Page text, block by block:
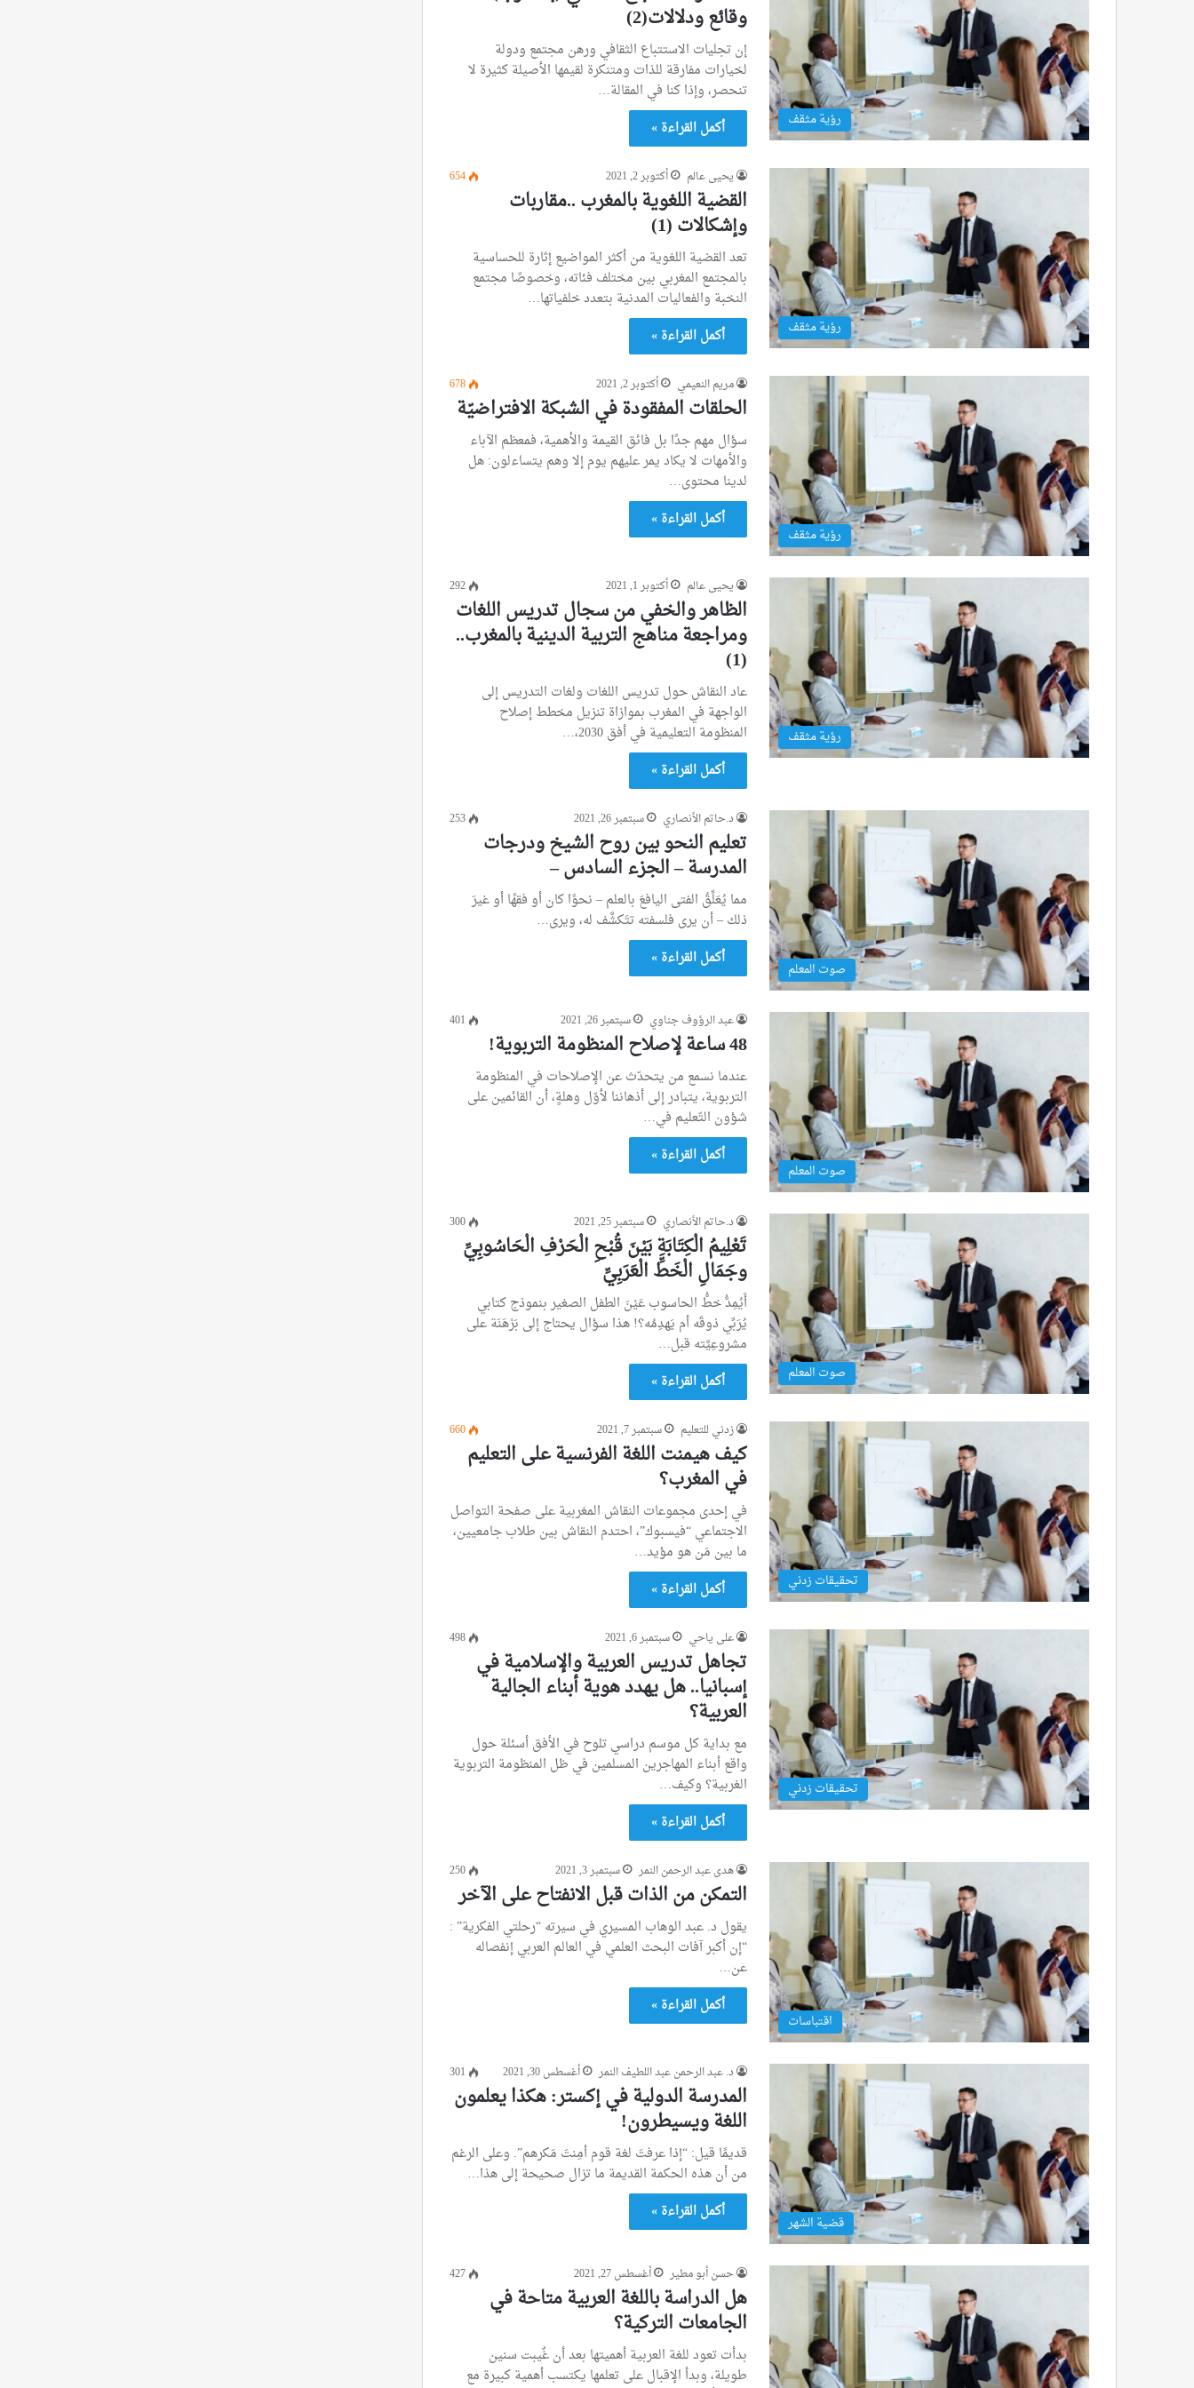
رؤية مثقف
وقائع ودلالات(2)
إن تجليات الاستتباع الثقافي ورهن مجتمع ودولة
لخيارات مفارقة للذات ومتنكرة لقيمها الأصيلة كثيرة لا
تنحصر، وإذا كنا في المقالة…
أكمل القراءة »
رؤية مثقف
يحيى عالم أكتوبر 2, 2021 654
القضية اللغوية بالمغرب ..مقاربات
وإشكالات (1)
تعد القضية اللغوية من أكثر المواضيع إثارة للحساسية
بالمجتمع المغربي بين مختلف فئاته، وخصوصًا مجتمع
النخبة والفعاليات المدنية بتعدد خلفياتها…
أكمل القراءة »
رؤية مثقف
مريم النعيمي أكتوبر 2, 2021 678
الحلقات المفقودة في الشبكة الافتراضيّة
سؤال مهم جدًا بل فائق القيمة والأهمية، فمعظم الآباء
والأمهات لا يكاد يمر عليهم يوم إلا وهم يتساءلون: هل
لدينا محتوى…
أكمل القراءة »
رؤية مثقف
يحيى عالم أكتوبر 1, 2021 292
الظاهر والخفي من سجال تدريس اللغات
ومراجعة مناهج التربية الدينية بالمغرب..
(1)
عاد النقاش حول تدريس اللغات ولغات التدريس إلى
الواجهة في المغرب بموازاة تنزيل مخطط إصلاح
المنظومة التعليمية في أفق 2030،…
أكمل القراءة »
صوت المعلم
د.حاتم الأنصاري سبتمبر 26, 2021 253
تعليم النحو بين روح الشيخ ودرجات
المدرسة – الجزء السادس –
مما يُعَلِّقُ الفتى اليافعَ بالعلم – نحوًا كان أو فقهًا أو غيرَ
ذلك – أن يرى فلسفته تتَكشَّف له، ويرى…
أكمل القراءة »
صوت المعلم
عبد الرؤوف جناوي سبتمبر 26, 2021 401
48 ساعة لإصلاح المنظومة التربوية!
عندما نسمع من يتحدّث عن الإصلاحات في المنظومة
التربوية، يتبادر إلى أذهاننا لأوّل وهلةٍ، أن القائمين على
شؤون التّعليم في…
أكمل القراءة »
صوت المعلم
د.حاتم الأنصاري سبتمبر 25, 2021 300
تَعْلِيمُ الْكِتَابَةِ بَيْنَ قُبْحِ الْحَرْفِ الْحَاسُوبِيِّ
وجَمَالِ الْخَطِّ الْعَرَبِيِّ
أَيُمِدُّ خطُّ الحاسوب عَيْنَ الطفل الصغير بنموذج كتابي
يُرَبِّي ذوقَه أم يَهدِمُه؟! هذا سؤال يحتاج إلى بَرْهَنَة على
مشروعِيَّته قبل…
أكمل القراءة »
تحقيقات زدني
زدني للتعليم سبتمبر 7, 2021 660
كيف هيمنت اللغة الفرنسية على التعليم
في المغرب؟
في إحدى مجموعات النقاش المغربية على صفحة التواصل
الاجتماعي “فيسبوك”، احتدم النقاش بين طلاب جامعيين،
ما بين مَن هو مؤيد…
أكمل القراءة »
تحقيقات زدني
على ياحي سبتمبر 6, 2021 498
تجاهل تدريس العربية والإسلامية في
إسبانيا.. هل يهدد هوية أبناء الجالية
العربية؟
مع بداية كل موسم دراسي تلوح في الأفق أسئلة حول
واقع أبناء المهاجرين المسلمين في ظل المنظومة التربوية
الغربية؟ وكيف…
أكمل القراءة »
اقتباسات
هدى عبد الرحمن النمر سبتمبر 3, 2021 250
التمكن من الذات قبل الانفتاح على الآخر
يقول د. عبد الوهاب المسيري في سيرته “رحلتي الفكرية” :
“إن أكبر آفات البحث العلمي في العالم العربي إنفصاله
عن…
أكمل القراءة »
قضية الشهر
د. عبد الرحمن عبد اللطيف النمر أغسطس 30, 2021 301
المدرسة الدولية في إكستر: هكذا يعلمون
اللغة ويسيطرون!
قديمًا قيل: “إذا عرفتَ لغة قوم أمِنتَ مَكرهم”. وعلى الرغم
من أن هذه الحكمة القديمة ما تزال صحيحة إلى هذا…
أكمل القراءة »
حسن أبو مطير أغسطس 27, 2021 427
هل الدراسة باللغة العربية متاحة في
الجامعات التركية؟
بدأت تعود للغة العربية أهميتها بعد أن غٌيبت سنين
طويلة، وبدأ الإقبال على تعلمها يكتسب أهمية كبيرة مع